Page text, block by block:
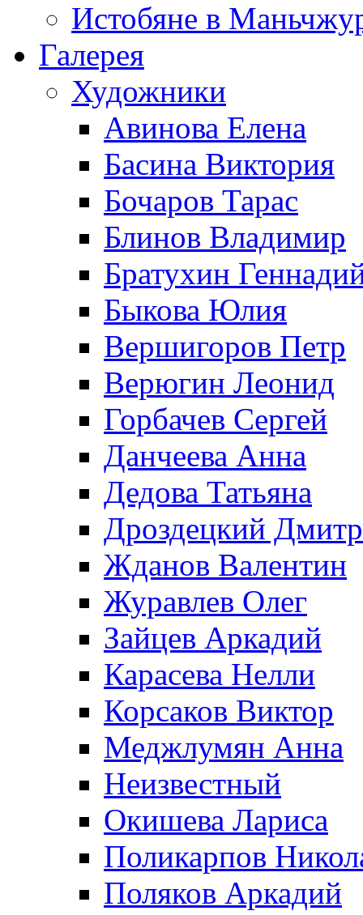
Истобяне в
Галерея
Художники
Авинова Елена
Басина Виктория
Бочаров Тарас
Блинов Владимир
Братухин
Быкова Юлия
Вершигоров Петр
Верюгин Леонид
Горбачев Сергей
Данчеева Анна
Дедова Татьяна
Дроздецкий
Жданов Валентин
Журавлев Олег
Зайцев Аркадий
Карасева Нелли
Корсаков Виктор
Меджлумян Анна
Неизвестный
Окишева Лариса
Поликарпов
Поляков Аркадий